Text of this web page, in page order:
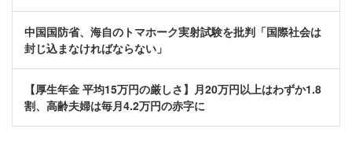
中国国防省、海自のトマホーク実射試験を批判「国際社会は
封じ込まなければならない」
【厚生年金 平均15万円の厳しさ】月20万円以上はわずか1.8
割、高齢夫婦は毎月4.2万円の赤字に